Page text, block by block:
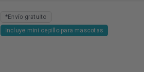
*Envío gratuito
Incluye mini cepillo para mascotas